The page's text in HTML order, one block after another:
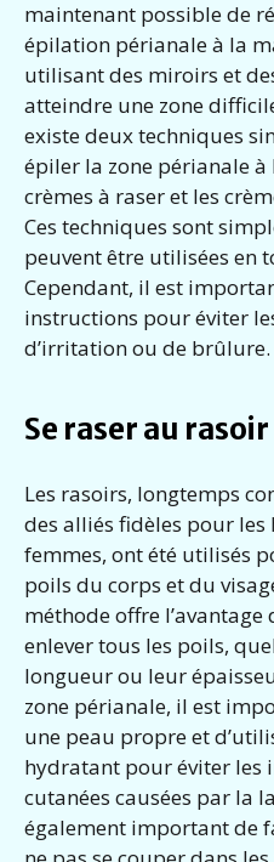
maintenant possible de
épilation périanale à la
utilisant des miroirs et
atteindre une zone
existe deux techniques
épiler la zone périanale à
crèmes à raser et les
Ces techniques sont
peuvent être utilisées en
Cependant, il est
instructions pour éviter
d’irritation ou de brûlure.
Se raser au rasoir
Les rasoirs, longtemps
des alliés fidèles pour les
femmes, ont été utilisés
poils du corps et du
méthode offre l’avantage
enlever tous les poils,
longueur ou leur
zone périanale, il est
une peau propre et
hydratant pour éviter les
cutanées causées par la
également important de